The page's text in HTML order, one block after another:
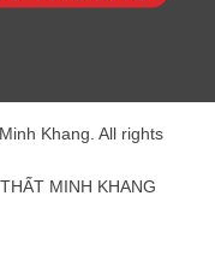
Khang. All rights
MINH KHANG